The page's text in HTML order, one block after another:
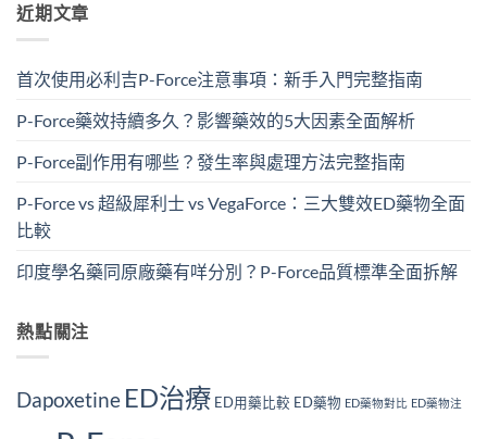
近期文章
首次使用必利吉P-Force注意事項：新手入門完整指南
P-Force藥效持續多久？影響藥效的5大因素全面解析
P-Force副作用有哪些？發生率與處理方法完整指南
P-Force vs 超級犀利士 vs VegaForce：三大雙效ED藥物全面
比較
印度學名藥同原廠藥有咩分別？P-Force品質標準全面拆解
熱點關注
Dapoxetine ED治療 ED用藥比較 ED藥物 ED藥物對比 ED藥物注